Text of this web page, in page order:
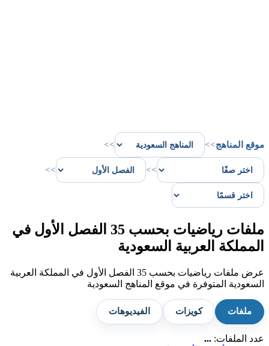
موقع المناهج>>
>>
>>
>>
ملفات رياضيات بحسب 35 الفصل الأول في
المملكة العربية السعودية
عرض ملفات رياضيات بحسب 35 الفصل الأول في المملكة العربية
السعودية المتوفرة في موقع المناهج السعودية
ملفات كويزات الفيديوهات
عدد الملفات: ...